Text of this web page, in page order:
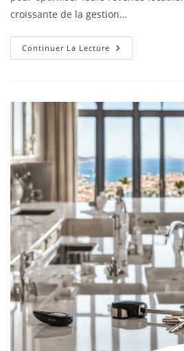
croissante de la gestion…
Continuer La Lecture